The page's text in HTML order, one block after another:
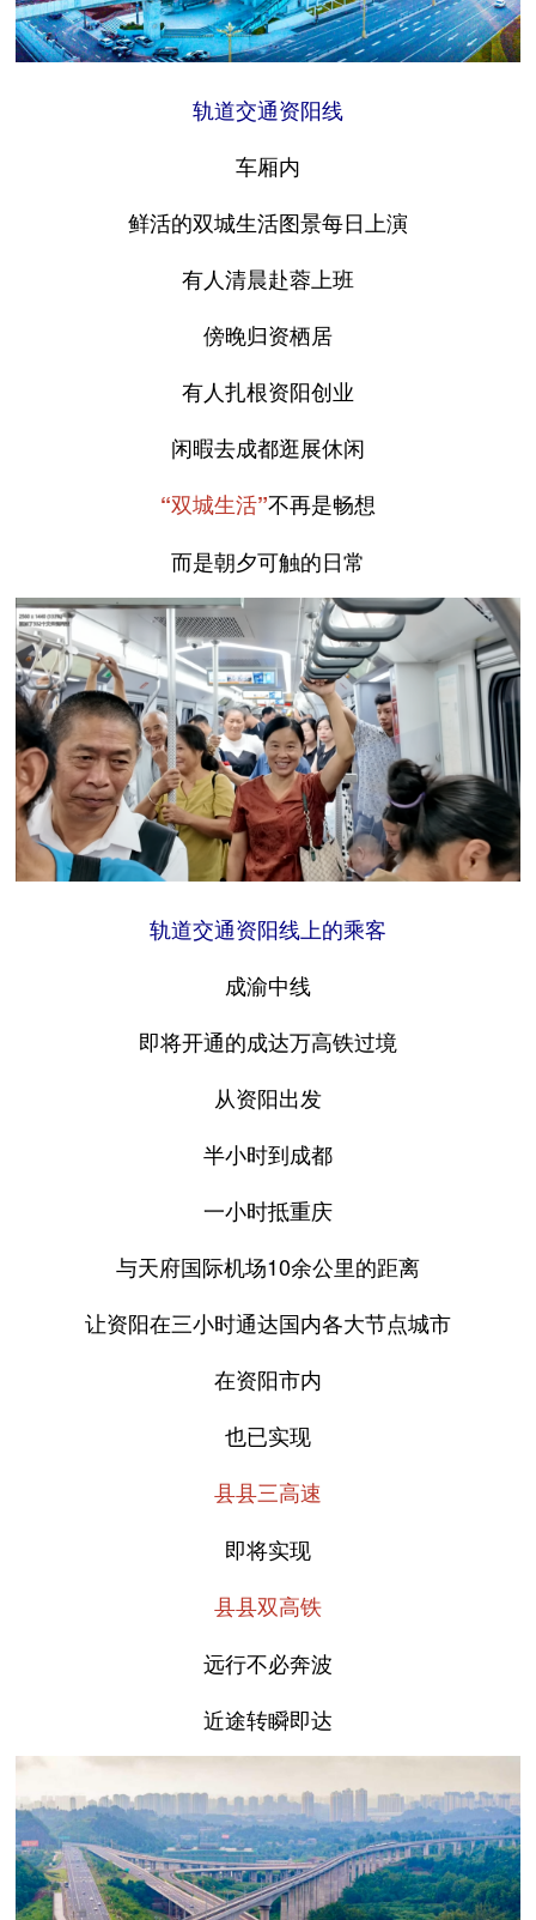
轨道交通资阳线
车厢内
鲜活的双城生活图景每日上演
有人清晨赴蓉上班
傍晚归资栖居
有人扎根资阳创业
闲暇去成都逛展休闲
“双城生活”不再是畅想
而是朝夕可触的日常
轨道交通资阳线上的乘客
成渝中线
即将开通的成达万高铁过境
从资阳出发
半小时到成都
一小时抵重庆
与天府国际机场10余公里的距离
让资阳在三小时通达国内各大节点城市
在资阳市内
也已实现
县县三高速
即将实现
县县双高铁
远行不必奔波
近途转瞬即达